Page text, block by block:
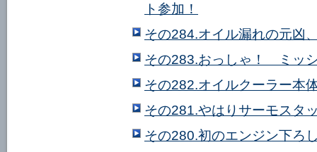
ト参加！
その284.オイル漏れの元凶
その283.おっしゃ！ ミッ
その282.オイルクーラー本
その281.やはりサーモスタ
その280.初のエンジン下ろ